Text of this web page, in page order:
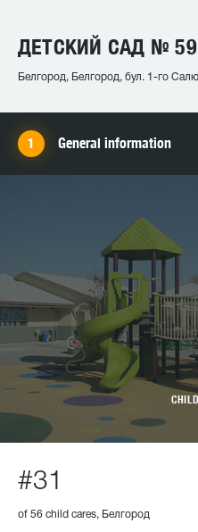
ДЕТСКИЙ САД №
Белгород, Белгород, бул. 1-го
General information
#31
of 56 child cares, Белгород